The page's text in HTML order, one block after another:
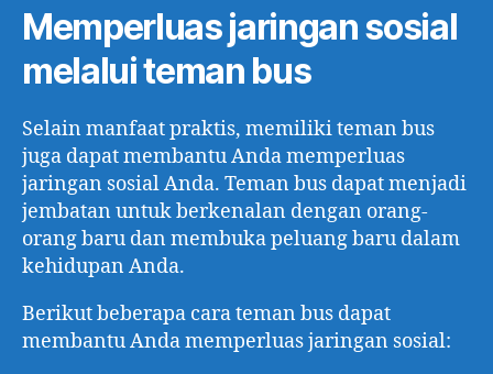
Memperluas jaringan sosial
melalui teman bus
Selain manfaat praktis, memiliki teman bus
juga dapat membantu Anda memperluas
jaringan sosial Anda. Teman bus dapat menjadi
jembatan untuk berkenalan dengan orang-
orang baru dan membuka peluang baru dalam
kehidupan Anda.
Berikut beberapa cara teman bus dapat
membantu Anda memperluas jaringan sosial: